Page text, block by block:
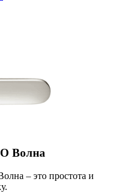
Волна
– это простота и